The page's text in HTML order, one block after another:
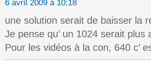
6 avril 2009 à 10:18
une solution serait de baisser la
Je pense qu’ un 1024 serait plus
Pour les vidéos à la con, 640 c’